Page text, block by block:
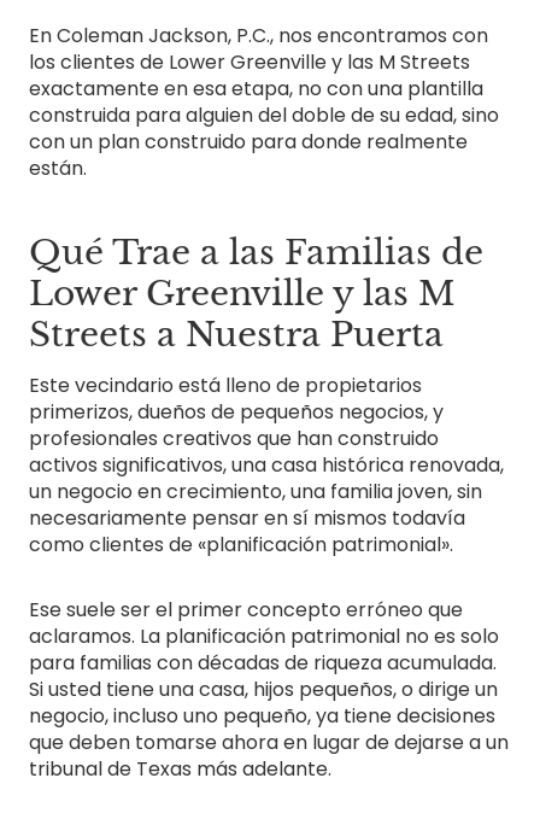
En Coleman Jackson, P.C., nos encontramos con
los clientes de Lower Greenville y las M Streets
exactamente en esa etapa, no con una plantilla
construida para alguien del doble de su edad, sino
con un plan construido para donde realmente
están.
Qué Trae a las Familias de
Lower Greenville y las M
Streets a Nuestra Puerta
Este vecindario está lleno de propietarios
primerizos, dueños de pequeños negocios, y
profesionales creativos que han construido
activos significativos, una casa histórica renovada,
un negocio en crecimiento, una familia joven, sin
necesariamente pensar en sí mismos todavía
como clientes de «planificación patrimonial».
Ese suele ser el primer concepto erróneo que
aclaramos. La planificación patrimonial no es solo
para familias con décadas de riqueza acumulada.
Si usted tiene una casa, hijos pequeños, o dirige un
negocio, incluso uno pequeño, ya tiene decisiones
que deben tomarse ahora en lugar de dejarse a un
tribunal de Texas más adelante.